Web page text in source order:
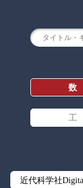
数
工
近代科学社